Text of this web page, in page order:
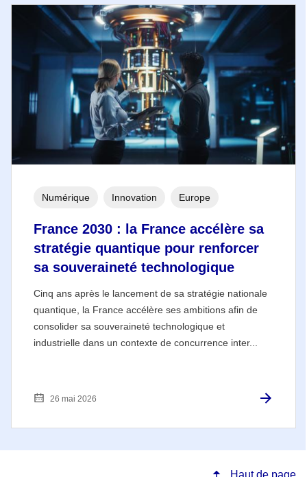
France 2030 : la France accélère sa
stratégie quantique pour renforcer
sa souveraineté technologique
Cinq ans après le lancement de sa stratégie nationale
quantique, la France accélère ses ambitions afin de
consolider sa souveraineté technologique et
industrielle dans un contexte de concurrence inter...
Numérique Innovation Europe
26 mai 2026
Haut de page